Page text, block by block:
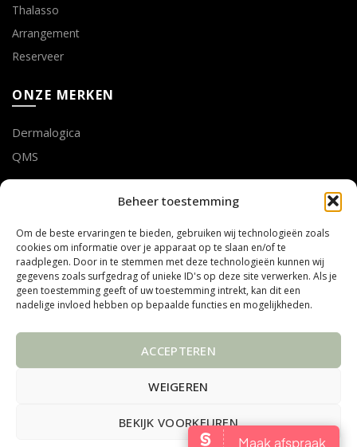
Beheer toestemming
Om de beste ervaringen te bieden, gebruiken wij technologieën zoals
cookies om informatie over je apparaat op te slaan en/of te
raadplegen. Door in te stemmen met deze technologieën kunnen wij
gegevens zoals surfgedrag of unieke ID's op deze site verwerken. Als je
geen toestemming geeft of uw toestemming intrekt, kan dit een
nadelige invloed hebben op bepaalde functies en mogelijkheden.
ACCEPTEREN
WEIGEREN
BEKIJK VOORKEUREN
Thalasso
Arrangement
Reserveer
ONZE MERKEN
Dermalogica
QMS
LOTTE GEUSENS
Tel. 011 75 53 28
mail info@mooibijlotte.be
ADRES
Steenweg Linde 10